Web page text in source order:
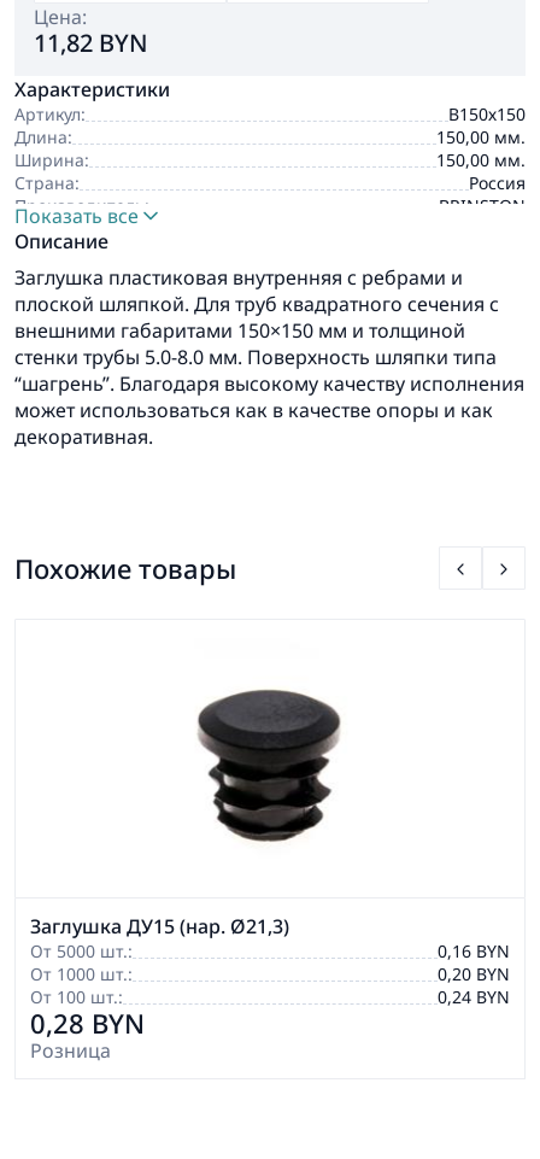
Цена:
11,82 BYN
Характеристики
Артикул:
В150х150
Длина:
150,00 мм.
Ширина:
150,00 мм.
Страна:
Россия
Производитель:
BRINSTON
Показать все
Описание
Заглушка пластиковая внутренняя с ребрами и
плоской шляпкой. Для труб квадратного сечения с
внешними габаритами 150×150 мм и толщиной
стенки трубы 5.0-8.0 мм. Поверхность шляпки типа
“шагрень”. Благодаря высокому качеству исполнения
может использоваться как в качестве опоры и как
декоративная.
Похожие товары
Заглушка ДУ15 (нар. Ø21,3)
От 5000 шт.:
0,16 BYN
От 1000 шт.:
0,20 BYN
От 100 шт.:
0,24 BYN
0,28 BYN
Розница